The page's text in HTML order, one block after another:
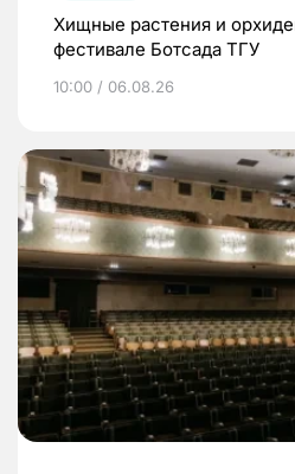
Хищные растения и
фестивале Ботсада ТГУ
10:00 / 06.08.26